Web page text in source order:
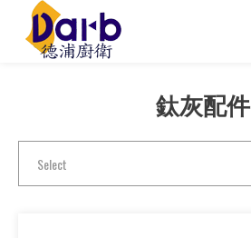
鈦灰配件
Select